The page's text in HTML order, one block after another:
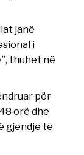
janë
i
thuhet në
për
orë dhe
gjendje të